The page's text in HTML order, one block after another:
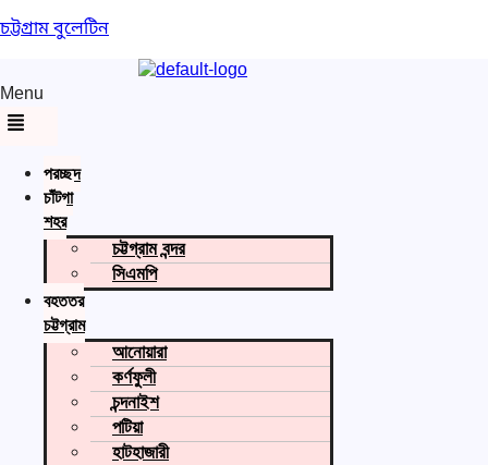
চট্টগ্রাম বুলেটিন
Menu
প্রচ্ছদ
চাঁটগা
শহর
চট্টগ্রাম বন্দর
সিএমপি
বৃহত্তর
চট্টগ্রাম
আনোয়ারা
কর্ণফুলী
চন্দনাইশ
পটিয়া
হাটহাজারী